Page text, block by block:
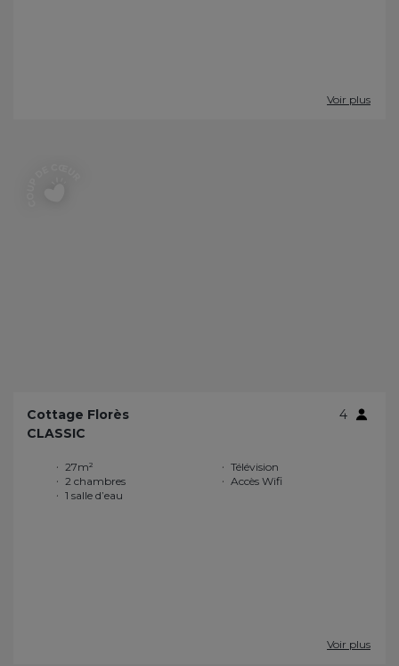
Voir plus
Cottage Florès
4
CLASSIC
27m²
2 chambres
1 salle d’eau
Télévision
Accès Wifi
Voir plus